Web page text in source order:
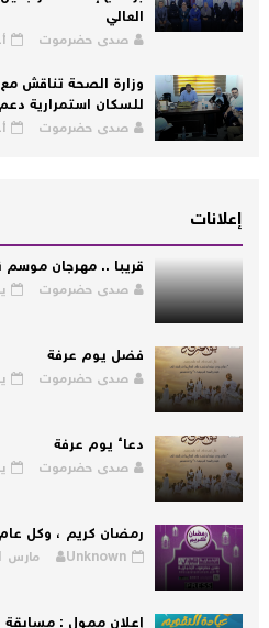
العالي
صدى حضرموت أغسطس
وزارة الصحة تناقش مع
للسكان استمرارية دعم
صدى حضرموت أغسطس
إعلانات
قريبا .. مهرجان موسم نجم
صدى حضرموت يوليو 03,
فضل يوم عرفة
صدى حضرموت يونيو 05,
دعاء يوم عرفة
صدى حضرموت يونيو 05,
رمضان كريم ، وكل عام
Unknown مارس 01, 2025
إعلان ممول : مسابقة